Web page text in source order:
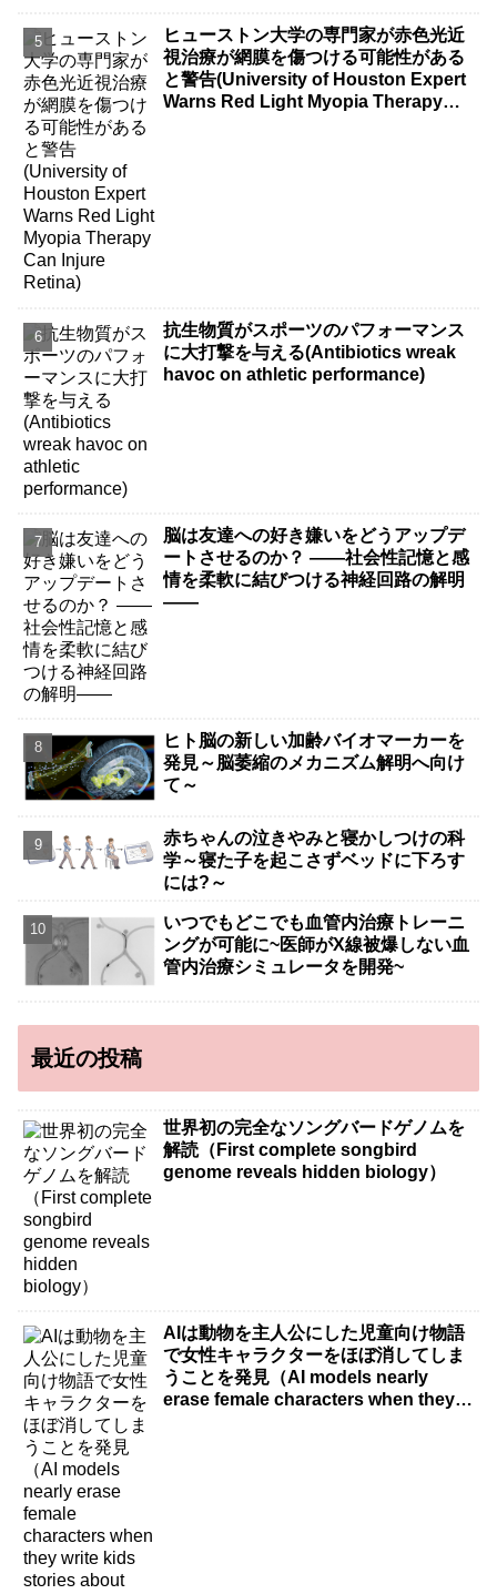
ヒューストン大学の専門家が赤色光近
視治療が網膜を傷つける可能性がある
と警告(University of Houston Expert
Warns Red Light Myopia Therapy
抗生物質がスポーツのパフォーマンス
に大打撃を与える(Antibiotics wreak
havoc on athletic performance)
脳は友達への好き嫌いをどうアップデ
ートさせるのか？ ――社会性記憶と感
情を柔軟に結びつける神経回路の解明
――
ヒト脳の新しい加齢バイオマーカーを
発見～脳萎縮のメカニズム解明へ向け
て～
赤ちゃんの泣きやみと寝かしつけの科
学～寝た子を起こさずベッドに下ろす
には?～
いつでもどこでも血管内治療トレーニ
ングが可能に~医師がX線被爆しない血
管内治療シミュレータを開発~
最近の投稿
世界初の完全なソングバードゲノムを
解読（First complete songbird
genome reveals hidden biology）
AIは動物を主人公にした児童向け物語
で女性キャラクターをほぼ消してしま
うことを発見（AI models nearly
erase female characters when they